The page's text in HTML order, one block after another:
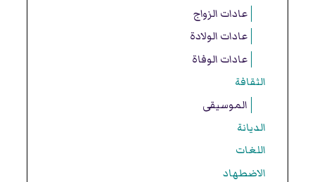
عادات الزواج
عادات الولادة
عادات الوفاة
الثقافة
الموسيقى
الديانة
اللغات
الاضطهاد